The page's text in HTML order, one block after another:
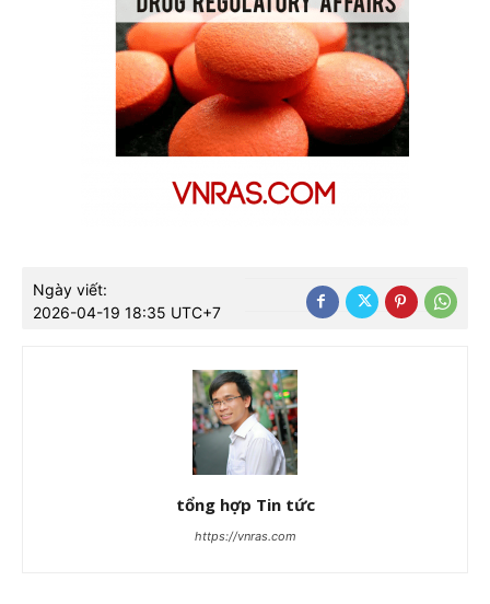
Ngày viết:
2026-04-19 18:35 UTC+7
tổng hợp Tin tức
https://vnras.com